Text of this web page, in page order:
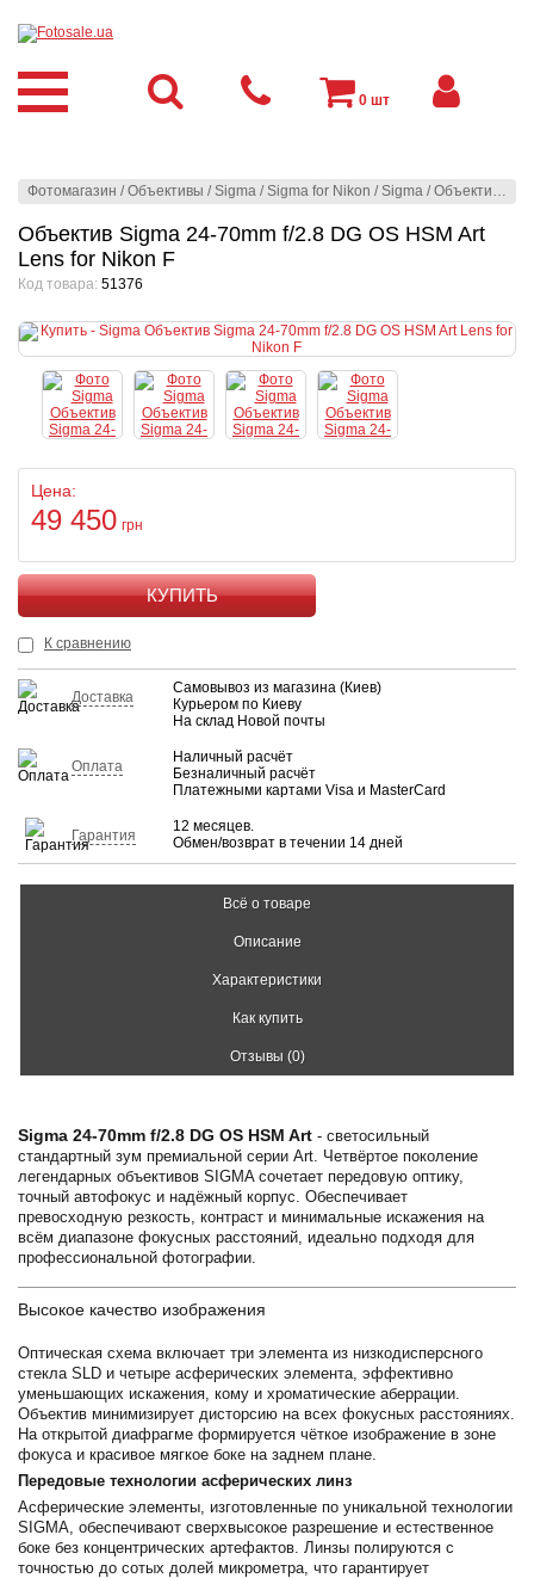
Фотомагазин /Объективы /Sigma /Sigma for Nikon /Sigma /Объектив Sigma 24-70mm f/2.8 DG OS HSM Art Lens for Nikon F
Объектив Sigma 24-70mm f/2.8 DG OS HSM Art
Lens for Nikon F
Код товара: 51376
Цена:
49 450 грн
КУПИТЬ
К сравнению
Доставка
Самовывоз из магазина (Киев)
Курьером по Киеву
На склад Новой почты
Оплата
Наличный расчёт
Безналичный расчёт
Платежными картами Visa и MasterCard
Гарантия
12 месяцев.
Обмен/возврат в течении 14 дней
Всё о товаре
Описание
Характеристики
Как купить
Отзывы (0)
Sigma 24-70mm f/2.8 DG OS HSM Art - светосильный
стандартный зум премиальной серии Art. Четвёртое поколение
легендарных объективов SIGMA сочетает передовую оптику,
точный автофокус и надёжный корпус. Обеспечивает
превосходную резкость, контраст и минимальные искажения на
всём диапазоне фокусных расстояний, идеально подходя для
профессиональной фотографии.
Высокое качество изображения
Оптическая схема включает три элемента из низкодисперсного
стекла SLD и четыре асферических элемента, эффективно
уменьшающих искажения, кому и хроматические аберрации.
Объектив минимизирует дисторсию на всех фокусных расстояниях.
На открытой диафрагме формируется чёткое изображение в зоне
фокуса и красивое мягкое боке на заднем плане.
Передовые технологии асферических линз
Асферические элементы, изготовленные по уникальной технологии
SIGMA, обеспечивают сверхвысокое разрешение и естественное
боке без концентрических артефактов. Линзы полируются с
точностью до сотых долей микрометра, что гарантирует
0 шт